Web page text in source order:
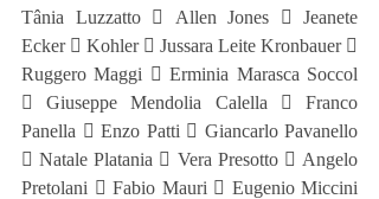
Tânia Luzzatto  Allen Jones  Jeanete
Ecker  Kohler  Jussara Leite Kronbauer 
Ruggero Maggi  Erminia Marasca Soccol
 Giuseppe Mendolia Calella  Franco
Panella  Enzo Patti  Giancarlo Pavanello
 Natale Platania  Vera Presotto  Angelo
Pretolani  Fabio Mauri  Eugenio Miccini